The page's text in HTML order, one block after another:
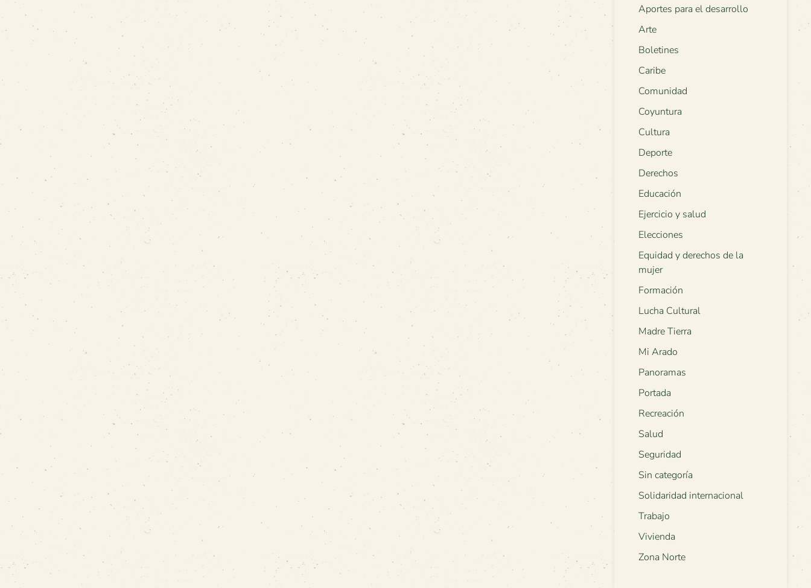
Aportes para el desarrollo
Arte
Boletines
Caribe
Comunidad
Coyuntura
Cultura
Deporte
Derechos
Educación
Ejercicio y salud
Elecciones
Equidad y derechos de la
mujer
Formación
Lucha Cultural
Madre Tierra
Mi Arado
Panoramas
Portada
Recreación
Salud
Seguridad
Sin categoría
Solidaridad internacional
Trabajo
Vivienda
Zona Norte